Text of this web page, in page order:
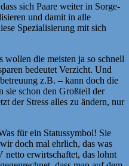
sich Paare weiter in Sorge-
und damit in alle
Spezialisierung mit sich
wollen die meisten ja so schnell
bedeutet Verzicht. Und
z.B. – kann doch die
sie schon den Großteil der
der Stress alles zu ändern, nur
für ein Statussymbol! Sie
doch mal ehrlich, das was
netto erwirtschaftet, das lohnt